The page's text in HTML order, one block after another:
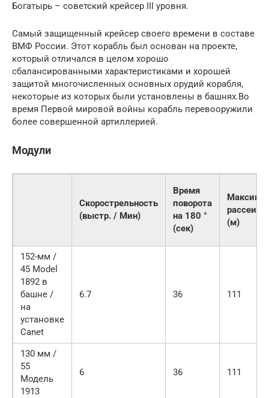
Богатырь – советский крейсер III уровня.
Самый защищенный крейсер своего времени в составе
ВМФ России. Этот корабль был основан на проекте,
который отличался в целом хорошо
сбалансированными характеристиками и хорошей
защитой многочисленных основных орудий корабля,
некоторые из которых были установлены в башнях.Во
время Первой мировой войны корабль перевооружили
более совершенной артиллерией.
Модули
Скорострельность
(выстр. / Мин)
Время
поворота
на 180 °
(сек)
(м)
152-мм /
45 Model
1892 в
башне /
на
установке
Canet
6.7 36 111
130 мм /
55
Модель
1913
6 36 111